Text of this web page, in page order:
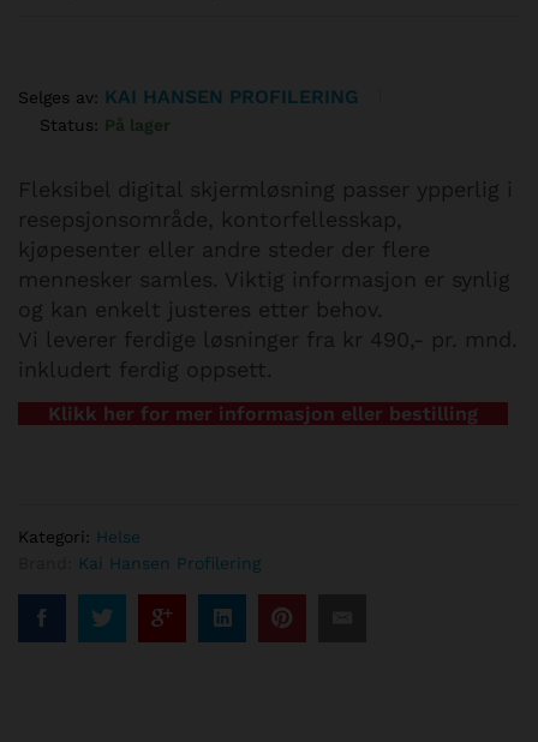
Selges av: KAI HANSEN PROFILERING
Status: På lager
Fleksibel digital skjermløsning passer ypperlig i
resepsjonsområde, kontorfellesskap,
kjøpesenter eller andre steder der flere
mennesker samles. Viktig informasjon er synlig
og kan enkelt justeres etter behov.
Vi leverer ferdige løsninger fra kr 490,- pr. mnd.
inkludert ferdig oppsett.
Klikk her for mer informasjon eller bestilling
Kategori: Helse
Kai Hansen Profilering